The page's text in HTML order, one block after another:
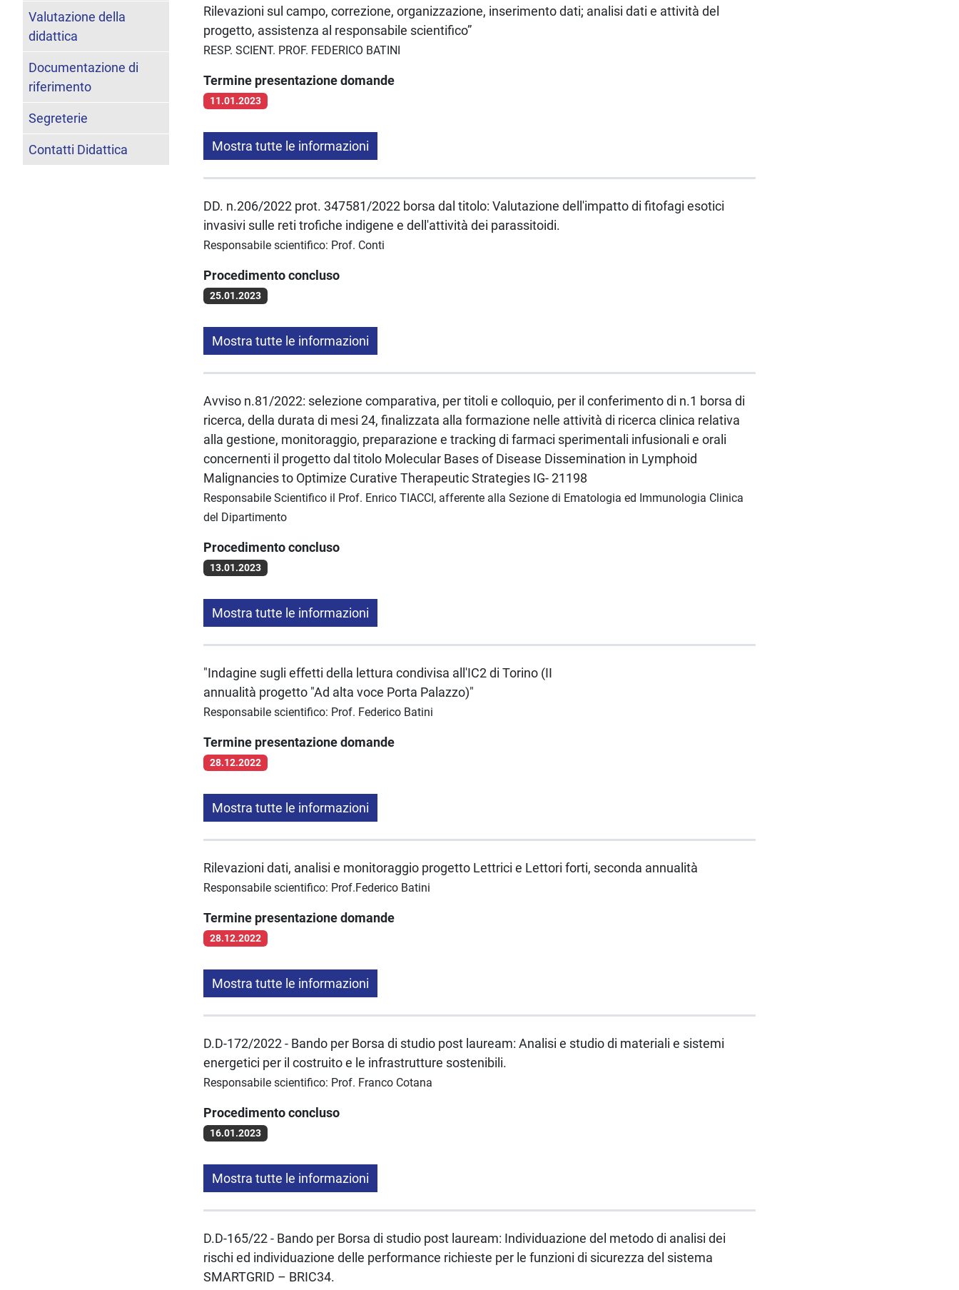
Rilevazioni sul campo, correzione, organizzazione, inserimento dati; analisi dati e attività del
progetto, assistenza al responsabile scientifico”
RESP. SCIENT. PROF. FEDERICO BATINI
Termine presentazione domande
11.01.2023
Mostra tutte le informazioni
DD. n.206/2022 prot. 347581/2022 borsa dal titolo: Valutazione dell'impatto di fitofagi esotici
invasivi sulle reti trofiche indigene e dell'attività dei parassitoidi.
Responsabile scientifico: Prof. Conti
Procedimento concluso
25.01.2023
Mostra tutte le informazioni
Avviso n.81/2022: selezione comparativa, per titoli e colloquio, per il conferimento di n.1 borsa di
ricerca, della durata di mesi 24, finalizzata alla formazione nelle attività di ricerca clinica relativa
alla gestione, monitoraggio, preparazione e tracking di farmaci sperimentali infusionali e orali
concernenti il progetto dal titolo Molecular Bases of Disease Dissemination in Lymphoid
Malignancies to Optimize Curative Therapeutic Strategies IG- 21198
Responsabile Scientifico il Prof. Enrico TIACCI, afferente alla Sezione di Ematologia ed Immunologia Clinica
del Dipartimento
Procedimento concluso
13.01.2023
Mostra tutte le informazioni
"Indagine sugli effetti della lettura condivisa all'IC2 di Torino (II
annualità progetto "Ad alta voce Porta Palazzo)"
Responsabile scientifico: Prof. Federico Batini
Termine presentazione domande
28.12.2022
Mostra tutte le informazioni
Rilevazioni dati, analisi e monitoraggio progetto Lettrici e Lettori forti, seconda annualità
Responsabile scientifico: Prof.Federico Batini
Termine presentazione domande
28.12.2022
Mostra tutte le informazioni
D.D-172/2022 - Bando per Borsa di studio post lauream: Analisi e studio di materiali e sistemi
energetici per il costruito e le infrastrutture sostenibili.
Responsabile scientifico: Prof. Franco Cotana
Procedimento concluso
16.01.2023
Mostra tutte le informazioni
D.D-165/22 - Bando per Borsa di studio post lauream: Individuazione del metodo di analisi dei
rischi ed individuazione delle performance richieste per le funzioni di sicurezza del sistema
SMARTGRID – BRIC34.
Valutazione della
didattica
Documentazione di
riferimento
Segreterie
Contatti Didattica